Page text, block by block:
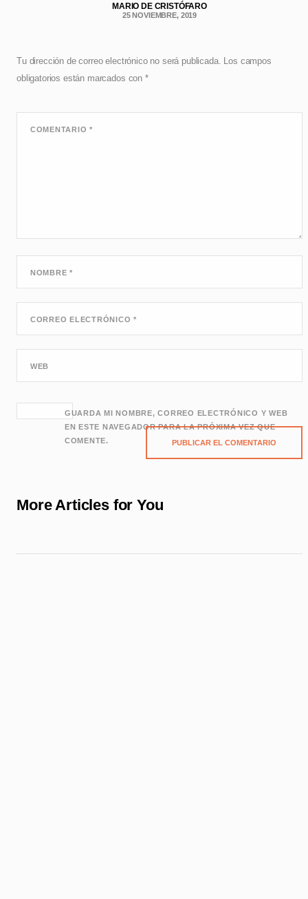
MARIO DE CRISTÓFARO
25 NOVIEMBRE, 2019
Tu dirección de correo electrónico no será publicada. Los campos
obligatorios están marcados con *
COMENTARIO*
NOMBRE*
CORREO ELECTRÓNICO*
WEB
GUARDA MI NOMBRE, CORREO ELECTRÓNICO Y WEB
EN ESTE NAVEGADOR PARA LA PRÓXIMA VEZ QUE
COMENTE.
More Articles for You